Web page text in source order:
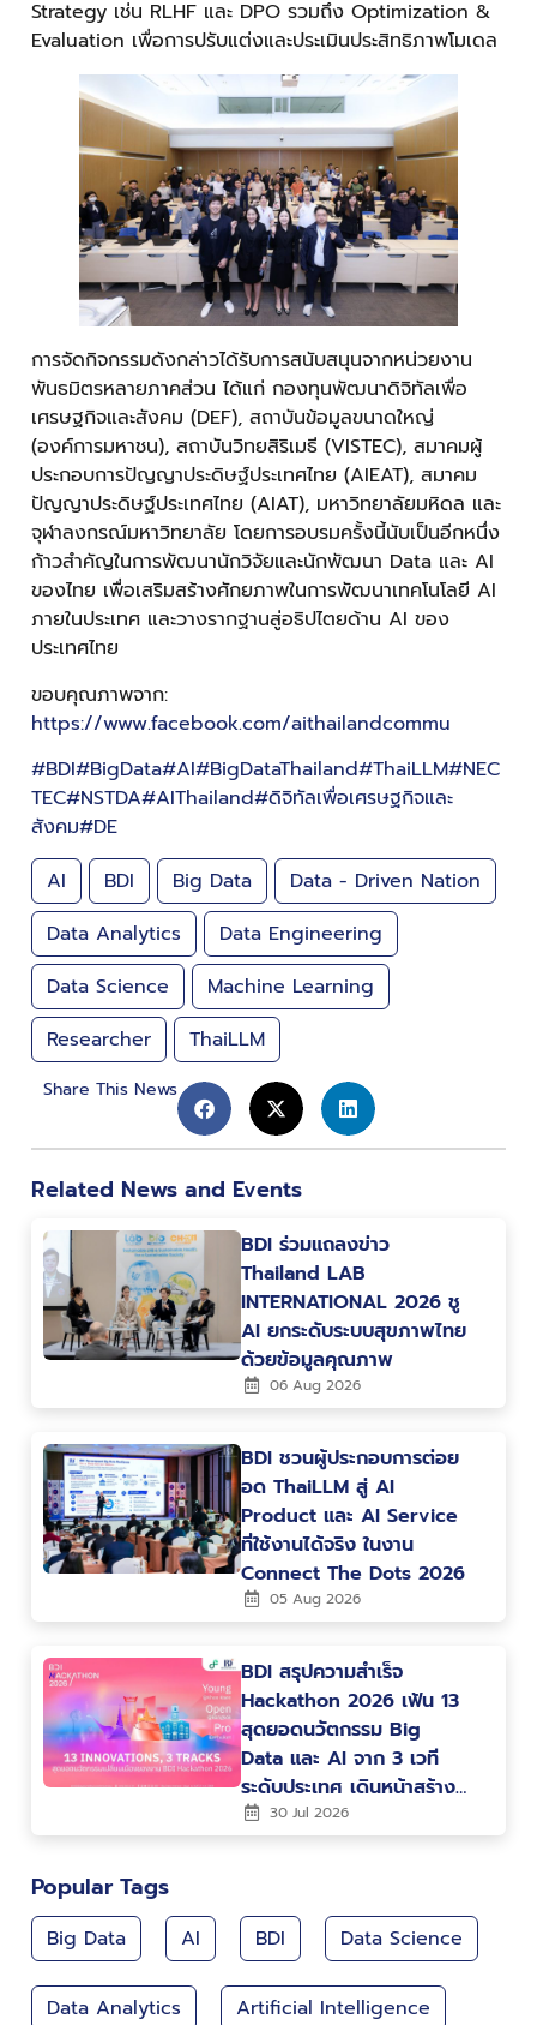
Strategy เช่น RLHF และ DPO รวมถึง Optimization &
Evaluation เพื่อการปรับแต่งและประเมินประสิทธิภาพโมเดล
การจัดกิจกรรมดังกล่าวได้รับการสนับสนุนจากหน่วยงาน
พันธมิตรหลายภาคส่วน ได้แก่ กองทุนพัฒนาดิจิทัลเพื่อ
เศรษฐกิจและสังคม (DEF), สถาบันข้อมูลขนาดใหญ่
(องค์การมหาชน), สถาบันวิทยสิริเมธี (VISTEC), สมาคมผู้
ประกอบการปัญญาประดิษฐ์ประเทศไทย (AIEAT), สมาคม
ปัญญาประดิษฐ์ประเทศไทย (AIAT), มหาวิทยาลัยมหิดล และ
จุฬาลงกรณ์มหาวิทยาลัย โดยการอบรมครั้งนี้นับเป็นอีกหนึ่ง
ก้าวสำคัญในการพัฒนานักวิจัยและนักพัฒนา Data และ AI
ของไทย เพื่อเสริมสร้างศักยภาพในการพัฒนาเทคโนโลยี AI
ภายในประเทศ และวางรากฐานสู่อธิปไตยด้าน AI ของ
ประเทศไทย
ขอบคุณภาพจาก:
https://www.facebook.com/aithailandcommu
#BDI#BigData#AI#BigDataThailand#ThaiLLM#NEC
TEC#NSTDA#AIThailand#ดิจิทัลเพื่อเศรษฐกิจและ
สังคม#DE
AI
BDI Big Data
Data - Driven Nation
Data Analytics
Data Engineering
Data Science
Machine Learning
Researcher
ThaiLLM
Share This News
Related News and Events
BDI ร่วมแถลงข่าว
Thailand LAB
INTERNATIONAL 2026 ชู
AI ยกระดับระบบสุขภาพไทย
ด้วยข้อมูลคุณภาพ
06 Aug 2026
BDI ชวนผู้ประกอบการต่อย
อด ThaiLLM สู่ AI
Product และ AI Service
ที่ใช้งานได้จริง ในงาน
Connect The Dots 2026
05 Aug 2026
BDI สรุปความสำเร็จ
Hackathon 2026 เฟ้น 13
สุดยอดนวัตกรรม Big
Data และ AI จาก 3 เวที
ระดับประเทศ เดินหน้าสร้าง
คน สร้างนวัตกรรม ขับ
30 Jul 2026
Popular Tags
Big Data AI BDI Data Science
Data Analytics Artificial Intelligence